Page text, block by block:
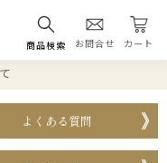
商品検索 お問合せ カート
よくある質問